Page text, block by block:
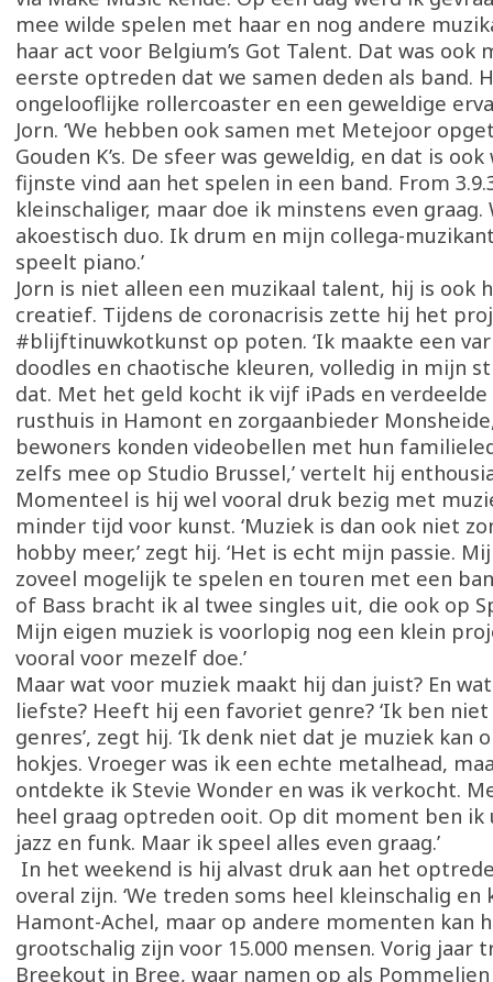
mee wilde spelen met haar en nog andere
haar act voor Belgium’s Got Talent. Dat was ook
eerste optreden dat we samen deden als band.
ongelooflijke rollercoaster en een geweldige
Jorn. ‘We hebben ook samen met Metejoor
Gouden K’s. De sfeer was geweldig, en dat is
fijnste vind aan het spelen in een band. From
kleinschaliger, maar doe ik minstens even graag.
akoestisch duo. Ik drum en mijn collega-
speelt piano.’
Jorn is niet alleen een muzikaal talent, hij is ook
creatief. Tijdens de coronacrisis zette hij het
#blijftinuwkotkunst op poten. ‘Ik maakte een
doodles en chaotische kleuren, volledig in mijn
dat. Met het geld kocht ik vijf iPads en
rusthuis in Hamont en zorgaanbieder
bewoners konden videobellen met hun
zelfs mee op Studio Brussel,’ vertelt hij
Momenteel is hij wel vooral druk bezig met
minder tijd voor kunst. ‘Muziek is dan ook niet
hobby meer,’ zegt hij. ‘Het is echt mijn passie.
zoveel mogelijk te spelen en touren met een
of Bass bracht ik al twee singles uit, die ook op
Mijn eigen muziek is voorlopig nog een klein
vooral voor mezelf doe.’
Maar wat voor muziek maakt hij dan juist? En
liefste? Heeft hij een favoriet genre? ‘Ik ben niet
genres’, zegt hij. ‘Ik denk niet dat je muziek kan
hokjes. Vroeger was ik een echte metalhead,
ontdekte ik Stevie Wonder en was ik verkocht.
heel graag optreden ooit. Op dit moment ben
jazz en funk. Maar ik speel alles even graag.’
In het weekend is hij alvast druk aan het
overal zijn. ‘We treden soms heel kleinschalig en
Hamont-Achel, maar op andere momenten kan
grootschalig zijn voor 15.000 mensen. Vorig jaar
Breekout in Bree, waar namen op als